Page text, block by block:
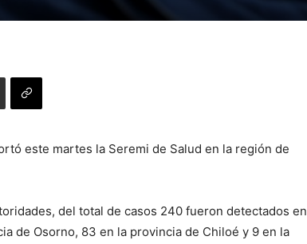
este martes la Seremi de Salud en la región de
del total de casos 240 fueron detectados en
de Osorno, 83 en la provincia de Chiloé y 9 en la